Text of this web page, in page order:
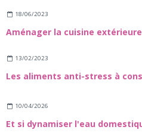
18/06/2023
Aménager la cuisine
13/02/2023
Les aliments anti-stress à
10/04/2026